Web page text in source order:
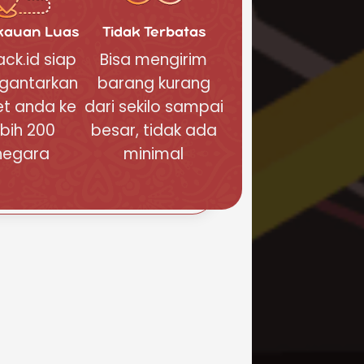
Luas
siap
anda ke
200
Tidak Terbatas
Bisa mengirim
barang kurang
dari sekilo sampai
besar, tidak ada
minimal